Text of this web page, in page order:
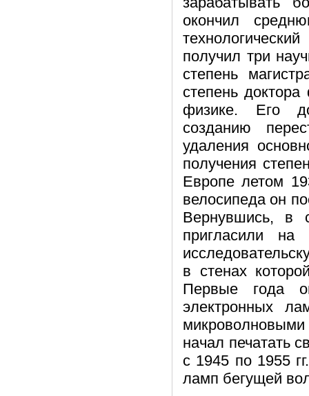
окончил
получил три
степень
степень
физике. Его
созданию
удаления
получения
Европе летом
велосипеда он
Вернувшись, в
пригласили на
в стенах
Первые года
электронных
микроволновыми
начал печатать
с 1945 по 1955
ламп бегущей